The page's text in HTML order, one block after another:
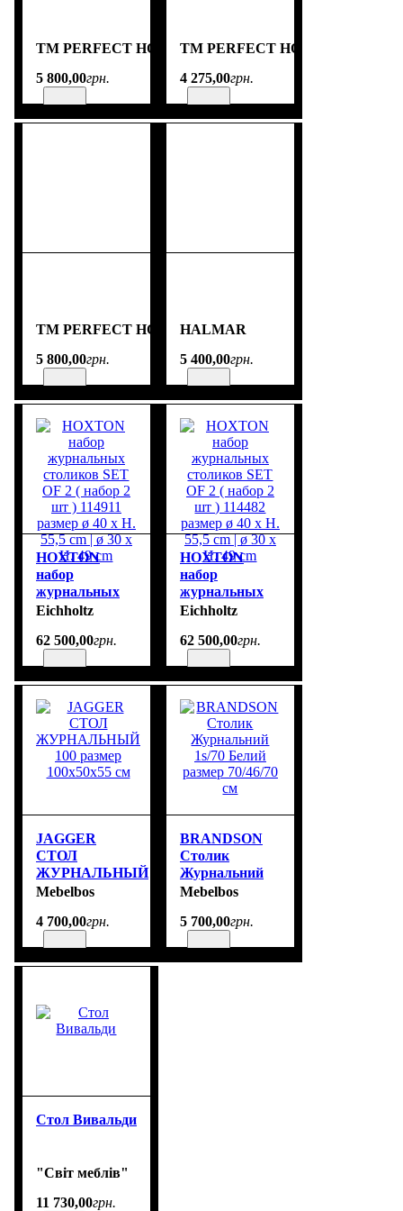
TM PERFECT HOME
5 800,00грн.
TM PERFECT HOME
4 275,00грн.
TM PERFECT HOME
5 800,00грн.
HALMAR
5 400,00грн.
HOXTON
набор
журнальных
столиков SET
шт ) 114911
Eichholtz
62 500,00грн.
HOXTON
набор
журнальных
столиков SET
шт ) 114482
Eichholtz
62 500,00грн.
JAGGER
СТОЛ
ЖУРНАЛЬНЫЙ
100 размер
Mebelbos
4 700,00грн.
BRANDSON
Столик
Журнальний
1s/70 Белий
см
Mebelbos
5 700,00грн.
Стол Вивальди
"Світ меблів"
11 730,00грн.